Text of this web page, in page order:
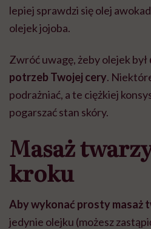
lepiej sprawdzi się olej
olejek jojoba.
Zwróć uwagę, żeby olejek był
potrzeb Twojej cery.
podrażniać, a te ciężkiej
pogarszać stan skóry.
Masaż
kroku
Aby wykonać prosty masaż
jedynie olejku (możesz